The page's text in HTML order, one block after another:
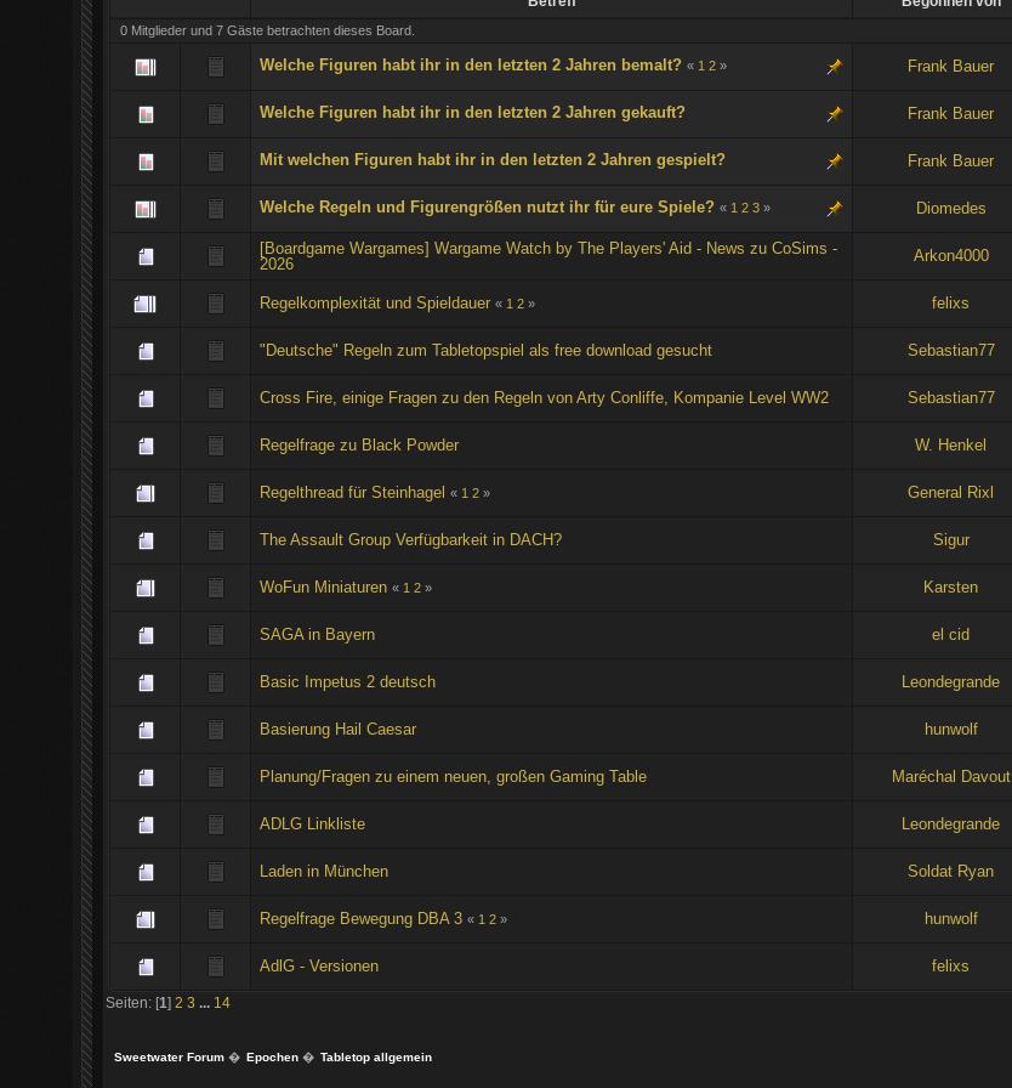
0 Mitglieder und 7 Gäste betrachten dieses Board.
Welche Figuren habt ihr in den letzten 2 Jahren bemalt? « 1 2» Frank Bauer
Welche Figuren habt ihr in den letzten 2 Jahren gekauft? Frank Bauer
Mit welchen Figuren habt ihr in den letzten 2 Jahren gespielt? Frank Bauer
Welche Regeln und Figurengrößen nutzt ihr für eure Spiele? « 1 2 3» Diomedes
[Boardgame Wargames] Wargame Watch by The Players' Aid - News zu CoSims -
2026
Arkon4000
Regelkomplexität und Spieldauer « 1 2» felixs
"Deutsche" Regeln zum Tabletopspiel als free download gesucht Sebastian77
Cross Fire, einige Fragen zu den Regeln von Arty Conliffe, Kompanie Level WW2 Sebastian77
Regelfrage zu Black Powder W. Henkel
Regelthread für Steinhagel « 1 2» General Rixl
The Assault Group Verfügbarkeit in DACH? Sigur
WoFun Miniaturen « 1 2» Karsten
SAGA in Bayern el cid
Basic Impetus 2 deutsch Leondegrande
Basierung Hail Caesar hunwolf
Planung/Fragen zu einem neuen, großen Gaming Table Maréchal Davout
ADLG Linkliste Leondegrande
Laden in München Soldat Ryan
Regelfrage Bewegung DBA 3 « 1 2» hunwolf
AdlG - Versionen felixs
Seiten: [1]2 3 14
Sweetwater Forum� Epochen� Tabletop allgemein